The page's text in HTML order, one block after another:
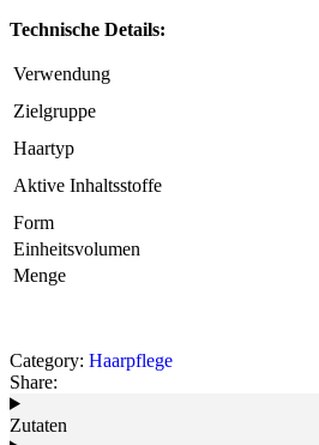
Technische Details:
Verwendung
Zielgruppe
Haartyp
Aktive Inhaltsstoffe
Form
Einheitsvolumen
Menge
Category: Haarpflege
Share:
Zutaten